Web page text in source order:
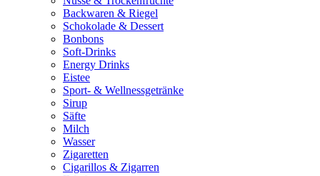
Backwaren & Riegel
Schokolade & Dessert
Bonbons
Soft-Drinks
Energy Drinks
Eistee
Sport- & Wellnessgetränke
Sirup
Säfte
Milch
Wasser
Zigaretten
Cigarillos & Zigarren